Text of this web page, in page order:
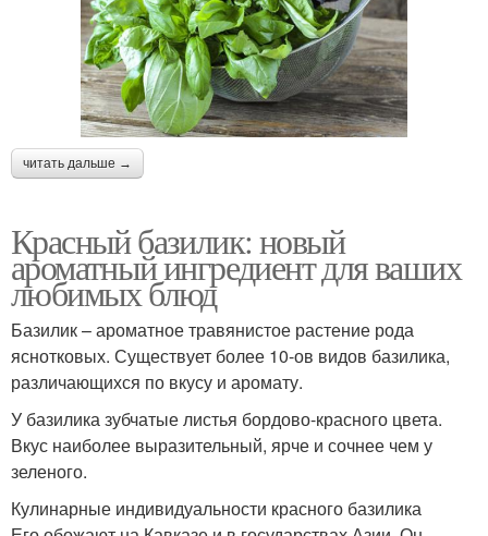
читать дальше →
Красный базилик: новый
ароматный ингредиент для ваших
любимых блюд
Базилик – ароматное травянистое растение рода
яснотковых. Существует более 10-ов видов базилика,
различающихся по вкусу и аромату.
У базилика зубчатые листья бордово-красного цвета.
Вкус наиболее выразительный, ярче и сочнее чем у
зеленого.
Кулинарные индивидуальности красного базилика